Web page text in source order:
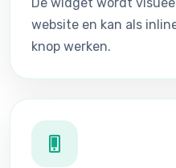
website en kan als
knop werken.